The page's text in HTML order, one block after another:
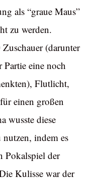
als “graue Maus”
zu werden.
(darunter
Partie eine noch
Flutlicht,
einen großen
wusste diese
indem es
Pokalspiel der
Kulisse war der